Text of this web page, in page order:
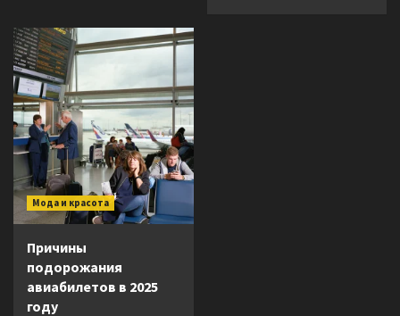
Мода и красота
Причины
подорожания
авиабилетов в 2025
году